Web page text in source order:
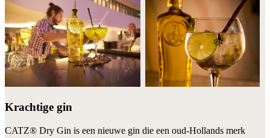
Krachtige gin
CATZ® Dry Gin is een nieuwe gin die een oud-Hollands merk